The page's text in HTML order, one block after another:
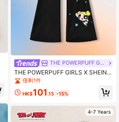
THE POWERPUFF GIRLS
THE POWERPUFF GIRLS X SHEIN
年轻女孩卡通印花弹性腰部黑色喇叭
紧身裤
僅剩1件
HK$101 .15 -15%
4-7 Years